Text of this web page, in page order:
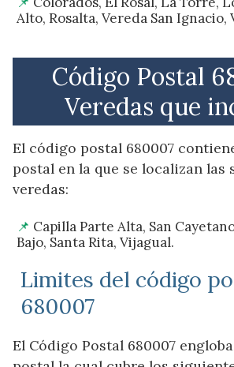
Alto, Rosalta, Vereda San Ignacio,
Código Postal
Veredas que
El código postal 680007
postal en la que se localizan las
veredas:
Capilla Parte Alta, San
Bajo, Santa Rita, Vijagual.
Limites del código
680007
El Código Postal 680007